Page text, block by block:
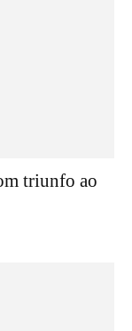
triunfo ao